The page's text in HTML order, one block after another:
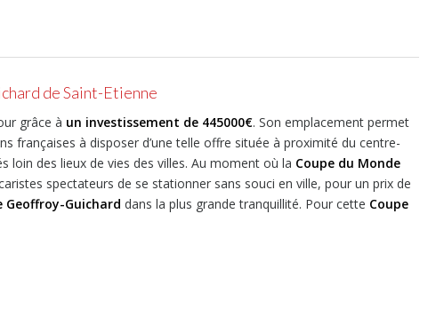
de Saint-Etienne
grâce à un investissement de 445000€. Son emplacement permet
françaises à disposer d’une telle offre située à proximité du centre-
loin des lieux de vies des villes. Au moment où la Coupe du Monde
spectateurs de se stationner sans souci en ville, pour un prix de
Guichard dans la plus grande tranquillité. Pour cette Coupe